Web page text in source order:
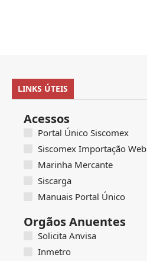
LINKS ÚTEIS
Acessos
Portal Único Siscomex
Siscomex Importação Web
Marinha Mercante
Siscarga
Manuais Portal Único
Orgãos Anuentes
Solicita Anvisa
Inmetro